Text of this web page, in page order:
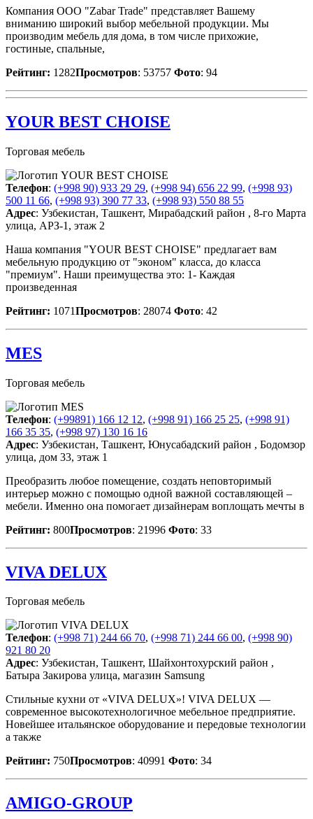
Компания OOO "Zabar Trade" представляет Вашему
вниманию широкий выбор мебельной продукции. Мы
производим мебель для дома, в том числе прихожие,
гостиные, спальные,
Рейтинг: 1282Просмотров: 53757 Фото: 94
YOUR BEST CHOISE
Торговая мебель
Телефон: (+998 90) 933 29 29, (+998 94) 656 22 99, (+998 93)
500 11 66, (+998 93) 390 77 33, (+998 93) 550 88 55
Адрес: Узбекистан, Ташкент, Мирабадский район , 8-го Марта
улица, АРЗ-1, этаж 2
Наша компания "YOUR BEST CHOISE" предлагает вам
мебельную продукцию от "эконом" класса, до класса
"премиум". Наши преимущества это: 1- Каждая
произведенная
Рейтинг: 1071Просмотров: 28074 Фото: 42
MES
Торговая мебель
Телефон: (+99891) 166 12 12, (+998 91) 166 25 25, (+998 91)
166 35 35, (+998 97) 130 16 16
Адрес: Узбекистан, Ташкент, Юнусабадский район , Бодомзор
улица, дом 33, этаж 1
Преобразить любое помещение, создать неповторимый
интерьер можно с помощью одной важной составляющей –
мебели. Именно она помогает дизайнерам воплощать мечты в
Рейтинг: 800Просмотров: 21996 Фото: 33
VIVA DELUX
Торговая мебель
Телефон: (+998 71) 244 66 70, (+998 71) 244 66 00, (+998 90)
921 80 20
Адрес: Узбекистан, Ташкент, Шайхонтохурский район ,
Батыра Закирова улица, магазин Samsung
Стильные кухни от «VIVA DELUX»! VIVA DELUX —
современное высокотехнологичное мебельное предприятие.
Новейшее итальянское оборудование и передовые технологии
а также
Рейтинг: 750Просмотров: 40991 Фото: 34
AMIGO-GROUP